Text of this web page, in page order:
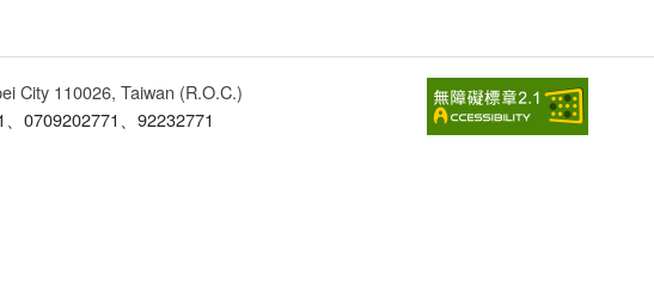
City 110026, Taiwan (R.O.C.)
0709202771、92232771